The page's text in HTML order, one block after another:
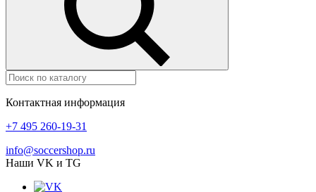
Контактная информация
+7 495 260-19-31
info@soccershop.ru
Наши VK и TG